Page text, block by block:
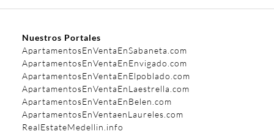
Nuestros Portales
ApartamentosEnVentaEnSabaneta.com
ApartamentosEnVentaEnEnvigado.com
ApartamentosEnVentaEnElpoblado.com
ApartamentosEnVentaEnLaestrella.com
ApartamentosEnVentaEnBelen.com
ApartamentosEnVentaenLaureles.com
RealEstateMedellin.info